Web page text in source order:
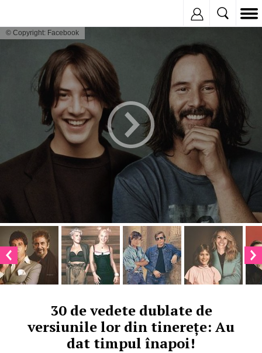
© Copyright: Facebook
30 de vedete dublate de
versiunile lor din tinerețe: Au
dat timpul înapoi!